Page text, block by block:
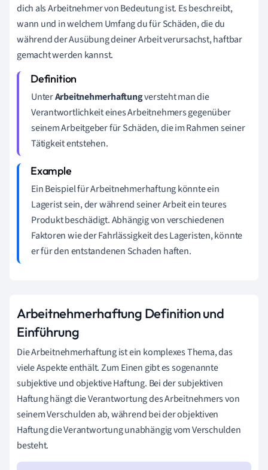
dich als Arbeitnehmer von Bedeutung ist. Es beschreibt,
wann und in welchem Umfang du für Schäden, die du
während der Ausübung deiner Arbeit verursachst, haftbar
gemacht werden kannst.
UnterArbeitnehmerhaftungversteht man die
Verantwortlichkeit eines Arbeitnehmers gegenüber
seinem Arbeitgeber für Schäden, die im Rahmen seiner
Tätigkeit entstehen.
Ein Beispiel für Arbeitnehmerhaftung könnte ein
Lagerist sein, der während seiner Arbeit ein teures
Produkt beschädigt. Abhängig von verschiedenen
Faktoren wie der Fahrlässigkeit des Lageristen, könnte
er für den entstandenen Schaden haften.
Arbeitnehmerhaftung Definition und
Einführung
Die Arbeitnehmerhaftung ist ein komplexes Thema, das
viele Aspekte enthält. Zum Einen gibt es sogenannte
subjektive und objektive Haftung. Bei der subjektiven
Haftung hängt die Verantwortung des Arbeitnehmers von
seinem Verschulden ab, während bei der objektiven
Haftung die Verantwortung unabhängig vom Verschulden
besteht.